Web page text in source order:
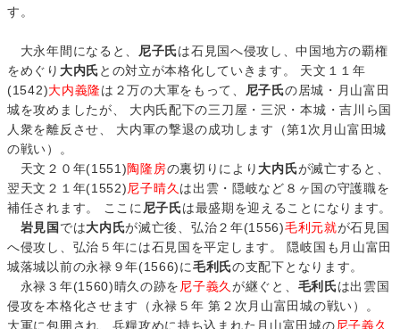
す。
大永年間になると、 尼子氏は石見国へ侵攻し、中国地方の覇権
をめぐり 大内氏との対立が本格化していきます。 天文１１年
(1542)大内義隆は２万の大軍をもって、 尼子氏の居城・月山富田
城を攻めましたが、 大内氏配下の三刀屋・三沢・本城・吉川ら国
人衆を離反させ、 大内軍の撃退の成功します（第1次月山富田城
の戦い）。
天文２０年(1551)陶隆房の裏切りにより 大内氏が滅亡すると、
翌天文２１年(1552)尼子晴久 は出雲・隠岐など８ヶ国の守護職を
補任されます。 ここに 尼子氏は最盛期を迎えることになります。
岩見国 では大内氏が滅亡後、弘治２年(1556)毛利元就が石見国
へ侵攻し、弘治５年には石見国を平定します。 隠岐国も月山富田
城落城以前の永禄９年(1566)に毛利氏の支配下となります。
永禄３年(1560)晴久の跡を 尼子義久が継ぐと、 毛利氏は出雲国
侵攻を本格化させます（永禄５年 第２次月山富田城の戦い）。
大軍に包囲され、兵糧攻めに持ち込まれた月山富田城の尼子義久